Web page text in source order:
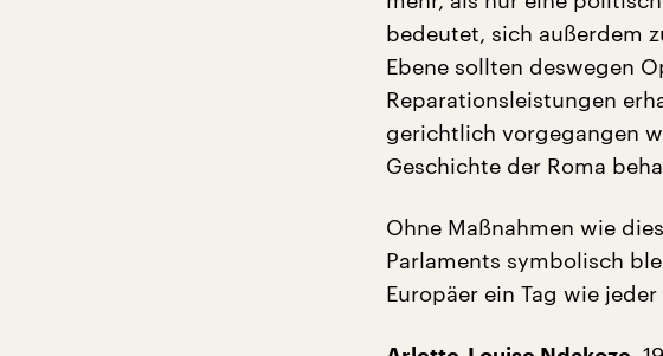
bedeutet, sich außerdem
Ebene sollten deswegen
Reparationsleistungen
gerichtlich vorgegangen
Geschichte der Roma
Ohne Maßnahmen wie
Parlaments symbolisch
Europäer ein Tag wie jeder